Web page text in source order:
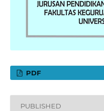
PDF
PUBLISHED